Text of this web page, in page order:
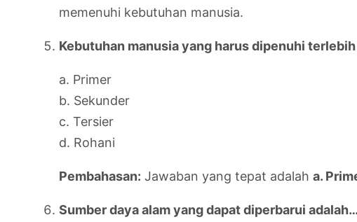
memenuhi kebutuhan manusia.
Kebutuhan manusia yang harus dipenuhi
a. Primer
b. Sekunder
c. Tersier
d. Rohani
Pembahasan: Jawaban yang tepat adalah a.
Sumber daya alam yang dapat diperbarui